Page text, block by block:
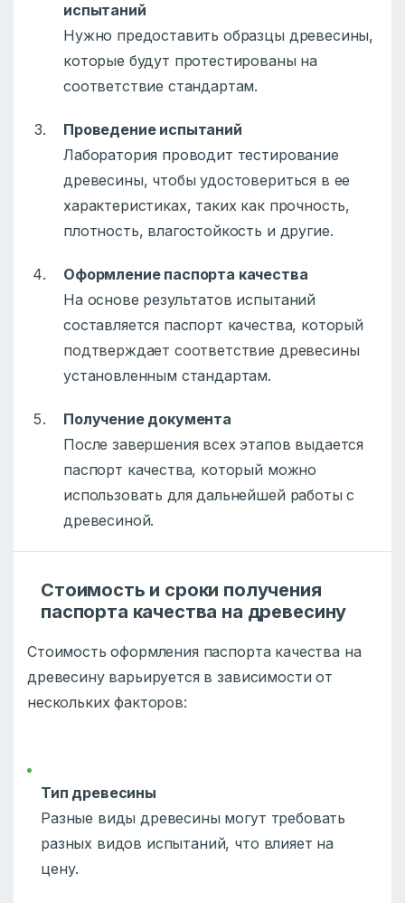
испытаний
Нужно предоставить образцы древесины,
которые будут протестированы на
соответствие стандартам.
Проведение испытаний
Лаборатория проводит тестирование
древесины, чтобы удостовериться в ее
характеристиках, таких как прочность,
плотность, влагостойкость и другие.
Оформление паспорта качества
На основе результатов испытаний
составляется паспорт качества, который
подтверждает соответствие древесины
установленным стандартам.
Получение документа
После завершения всех этапов выдается
паспорт качества, который можно
использовать для дальнейшей работы с
древесиной.
Стоимость и сроки получения
паспорта качества на древесину
Стоимость оформления паспорта качества на
древесину варьируется в зависимости от
нескольких факторов:
Тип древесины
Разные виды древесины могут требовать
разных видов испытаний, что влияет на
цену.